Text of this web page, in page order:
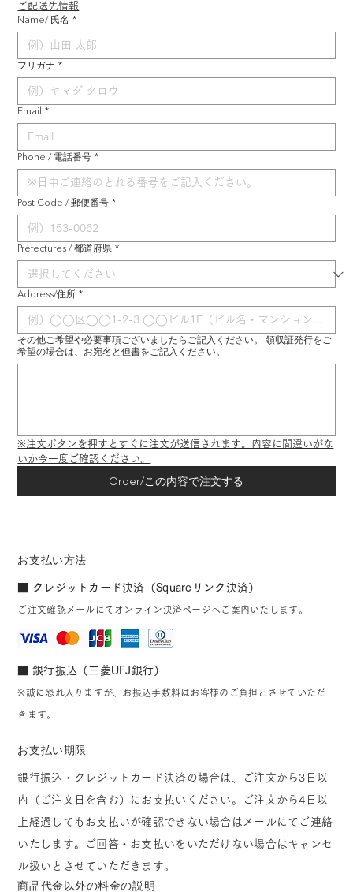
ご配送先情報
Name/ 氏名 *
フリガナ *
Email *
Phone / 電話番号 *
Post Code / 郵便番号 *
Prefectures / 都道府県 *
Address/住所 *
その他ご希望や必要事項ございましたらご記入ください。 領収証発行をご
希望の場合は、お宛名と但書をご記入ください。
※注文ボタンを押すとすぐに注文が送信されます。内容に間違いがな
いか今一度ご確認ください。
Order/この内容で注文する
お支払い方法
■ クレジットカード決済（Squareリンク決済）
ご注文確認メールにてオンライン決済ページへご案内いたします。
■ 銀行振込（三菱UFJ銀行）
※誠に恐れ入りますが、お振込手数料はお客様のご負担とさせていただ
きます。
お支払い期限
銀行振込・クレジットカード決済の場合は、ご注文から3日以
内（ご注文日を含む）にお支払いください。ご注文から4日以
上経過してもお支払いが確認できない場合はメールにてご連絡
いたします。ご回答・お支払いをいただけない場合はキャンセ
ル扱いとさせていただきます。
商品代金以外の料金の説明